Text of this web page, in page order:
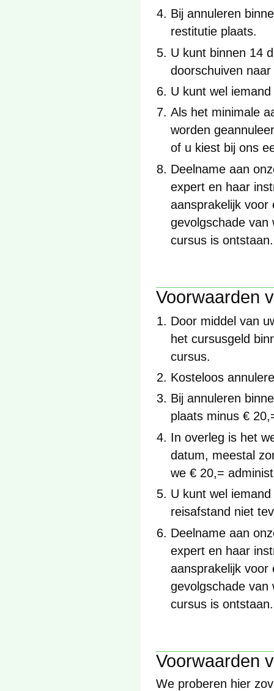
Bij annuleren
restitutie plaats.
U kunt binnen 14
doorschuiven
U kunt wel
Als het minimale
worden
of u kiest bij ons
Deelname aan
expert en haar
aansprakelijk voor
gevolgschade van
cursus is ontstaan.
Voorwaarden
Door middel van
het cursusgeld
cursus.
Kosteloos
Bij annuleren
plaats minus €
In overleg is het
datum, meestal
we € 20,=
U kunt wel
reisafstand niet
Deelname aan
expert en haar
aansprakelijk voor
gevolgschade van
cursus is ontstaan.
Voorwaarden
We proberen hier